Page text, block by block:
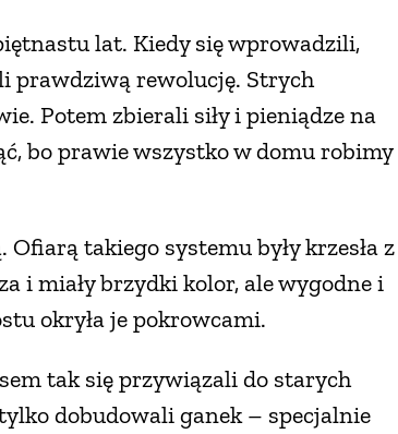
lat. Kiedy się wprowadzili,
prawdziwą rewolucję. Strych
Potem zbierali siły i pieniądze na
bo prawie wszystko w domu robimy
takiego systemu były krzesła z
i miały brzydki kolor, ale wygodne i
okryła je pokrowcami.
tak się przywiązali do starych
dobudowali ganek – specjalnie